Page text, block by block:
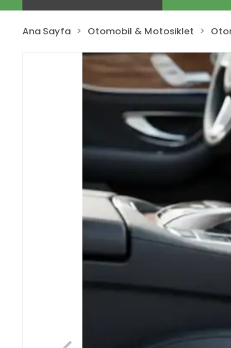
Ana Sayfa Otomobil & Motosiklet